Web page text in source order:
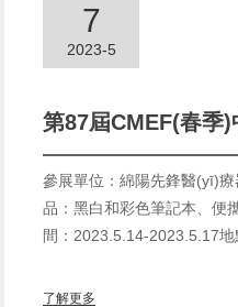
7
2023-5
參展單位：綿陽先鋒醫(yī)
品：黑白和彩色筆記本、
間：2023.5.14-2023.5.17
了解更多